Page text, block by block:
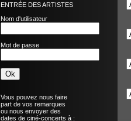
ENTRÉE DES ARTISTES
Nom d'utilisateur
Mot de passe
Vous pouvez nous faire
part de vos remarques
ou nous envoyer des
dates de ciné-concerts à :